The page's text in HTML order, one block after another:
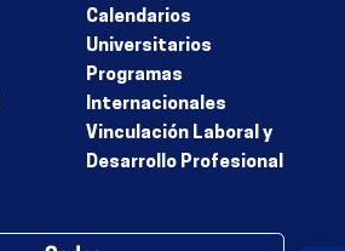
Calendarios
Universitarios
Programas
Internacionales
Vinculación Laboral y
Desarrollo Profesional